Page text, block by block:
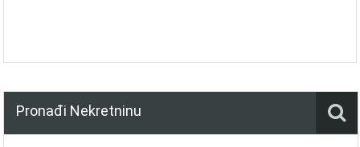
Pronađi Nekretninu